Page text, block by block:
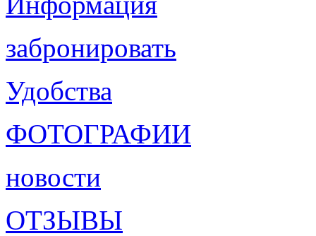
забронировать
Удобства
ФОТОГРАФИИ
новости
ОТЗЫВЫ